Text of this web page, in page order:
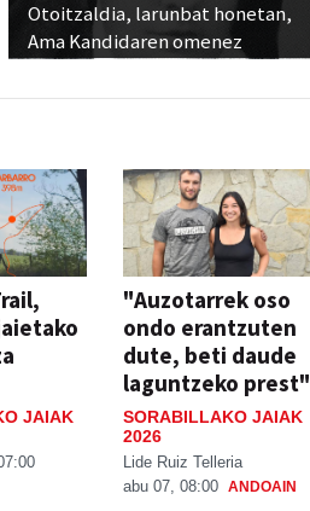
Otoitzaldia, larunbat honetan,
Ama Kandidaren omenez
JAIAK
"Auzotarrek oso
ondo erantzuten
dute, beti daude
laguntzeko prest"
SORABILLAKO JAIAK
2026
Lide Ruiz Telleria
abu 07, 08:00 ANDOAIN